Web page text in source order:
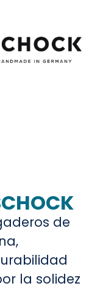
de
la solidez